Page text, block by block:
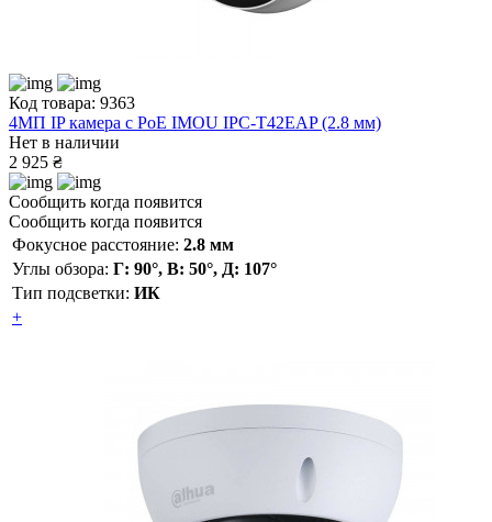
Код товара: 9363
4МП IP камера с PoE IMOU IPC-T42EAP (2.8 мм)
Нет в наличии
2 925 ₴
Сообщить когда появится
Сообщить когда появится
Фокусное расстояние: 2.8 мм
Углы обзора: Г: 90°, В: 50°, Д: 107°
Тип подсветки: ИК
+